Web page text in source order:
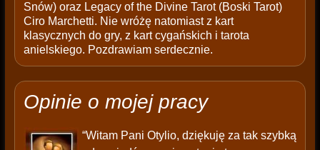
Snów) oraz Legacy of the Divine Tarot (Boski Tarot)
Ciro Marchetti. Nie wróżę natomiast z kart
klasycznych do gry, z kart cygańskich i tarota
anielskiego. Pozdrawiam serdecznie.
Opinie o mojej pracy
“Witam Pani Otylio, dziękuję za tak szybką